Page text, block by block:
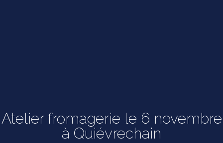
Atelier fromagerie le 6 novembre
à Quiévrechain